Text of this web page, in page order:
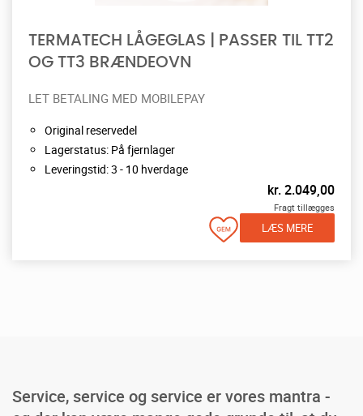
TERMATECH LÅGEGLAS | PASSER TIL TT2
OG TT3 BRÆNDEOVN
LET BETALING MED MOBILEPAY
Original reservedel
Lagerstatus: På fjernlager
Leveringstid: 3 - 10 hverdage
kr.2.049,00
Fragt tillægges
LÆS MERE
Service, service og service er vores mantra -